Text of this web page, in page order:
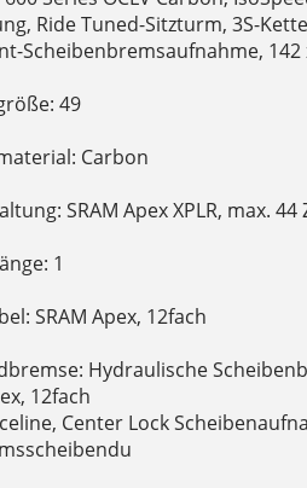
Ride Tuned-Sitzturm, 3S-
Scheibenbremsaufnahme, 142
49
Carbon
SRAM Apex XPLR, max.
1
SRAM Apex, 12fach
Hydraulische
12fach
Center Lock